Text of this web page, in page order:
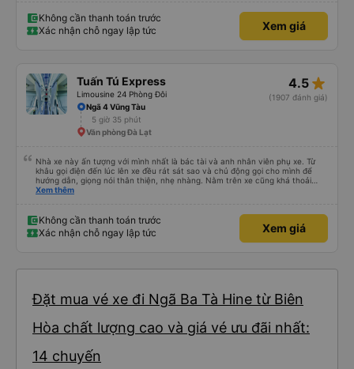
Không cần thanh toán trước
Xác nhận chỗ ngay lập tức
Xem giá
Tuấn Tú Express
Limousine 24 Phòng Đôi
4.5 star_rate
(1907 đánh giá)
Ngã 4 Vũng Tàu
5 giờ 35 phút
Văn phòng Đà Lạt
Nhà xe này ấn tượng với mình nhất là bác tài và anh nhân viên phụ xe. Từ
khâu gọi điện đến lúc lên xe đều rát sát sao và chủ động gọi cho mình để
hướng dẫn, giọng nói thân thiện, nhẹ nhàng. Nằm trên xe cũng khá thoải
mái, chăn nệm nước suối đầy đủ. Chuyến xe của mình hầu hết là các cô bác
nhưng các anh hướng dẫn mình xuống ở đây không có ma nào dám chở đâu
( vì đây là địa bàn của thế lực xe ôm ngầm, dân chơi cỏ kẹo ke...) Và thế là
mình được chở xuống Ngã 3 thành , nơi sáng sủa an toàn hơn. Một Chuyến
Xem thêm
Không cần thanh toán trước
Xác nhận chỗ ngay lập tức
Xem giá
Đặt mua vé xe đi Ngã Ba Tà Hine từ Biên
Hòa chất lượng cao và giá vé ưu đãi nhất:
14 chuyến